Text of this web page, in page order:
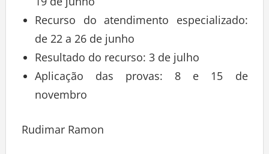
Recurso do atendimento especializado:
de 22 a 26 de junho
Resultado do recurso: 3 de julho
Aplicação das provas: 8 e 15 de
novembro
Rudimar Ramon